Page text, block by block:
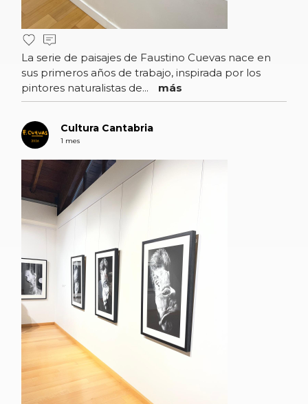
La serie de paisajes de Faustino Cuevas nace en
sus primeros años de trabajo, inspirada por los
pintores naturalistas de...
más
Cultura Cantabria
1 mes